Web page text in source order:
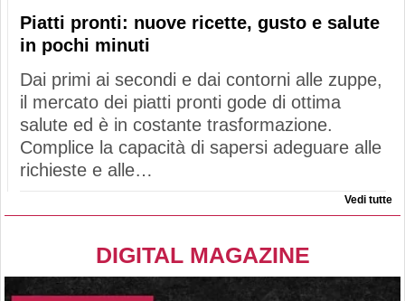
Piatti pronti: nuove ricette, gusto e salute
in pochi minuti
Dai primi ai secondi e dai contorni alle zuppe,
il mercato dei piatti pronti gode di ottima
salute ed è in costante trasformazione.
Complice la capacità di sapersi adeguare alle
richieste e alle…
Vedi tutte
DIGITAL MAGAZINE